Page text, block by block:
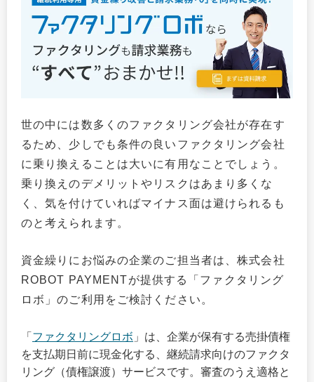
世の中には数多くのファクタリング会社が存在す
るため、少しでも条件の良いファクタリング会社
に乗り換えることは大いに有用なことでしょう。
乗り換えのデメリットやリスクはあまり多くな
く、気を付けていればマイナス面は避けられるも
のと考えられます。
資金繰りにお悩みの企業のご担当者は、株式会社
ROBOT PAYMENTが提供する「ファクタリング
ロボ」のご利用をご検討ください。
「 ファクタリングロボ 」は、企業が保有する売掛債権
を支払期日前に現金化する、継続請求向けのファクタ
リング（債権譲渡）サービスです。審査のうえ適格と